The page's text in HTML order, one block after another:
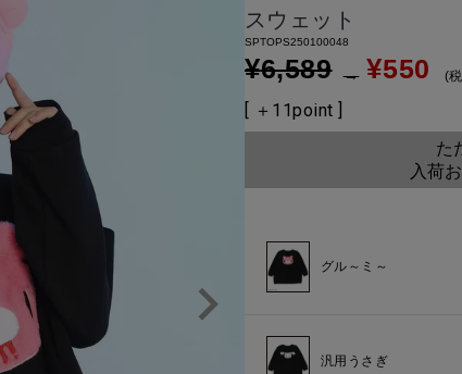
スウェット
SPTOPS250100048
¥6,589 → ¥550
[ ＋ 11point ]
た
入荷
グル～ミ～
汎用うさぎ